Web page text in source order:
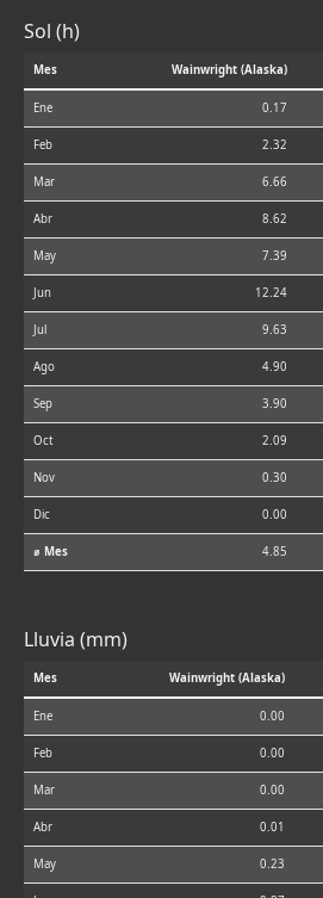
Sol (h)
Mes Wainwright (Alaska)
Ene 0.17
Feb 2.32
Mar 6.66
Abr 8.62
May 7.39
Jun 12.24
Jul 9.63
Ago 4.90
Sep 3.90
Oct 2.09
Nov 0.30
Dic 0.00
⌀ Mes 4.85
Lluvia (mm)
Mes Wainwright (Alaska)
Ene 0.00
Feb 0.00
Mar 0.00
Abr 0.01
May 0.23